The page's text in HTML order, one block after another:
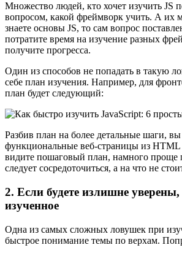
Множество людей, кто хочет изучить JS
вопросом, какой фреймворк учить. А их
знаете основы JS, то сам вопрос
потратите время на изучение разных
получите прогресса.
Один из способов не попадать в такую
себе план изучения. Например, для
план будет следующий:
Разбив план на более детальные шаги, вы
функциональные веб-страницы из HTML
видите пошаговый план, намного проще
следует сосредоточиться, а на что не
2. Если будете излишне уверены,
изученное
Одна из самых сложных ловушек при
быстрое понимание темы по верхам.